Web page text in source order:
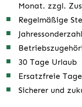
Monat. zzgl.
Regelmäßige
30 Tage Urlaub
Ersatzfreie
Sicherer und